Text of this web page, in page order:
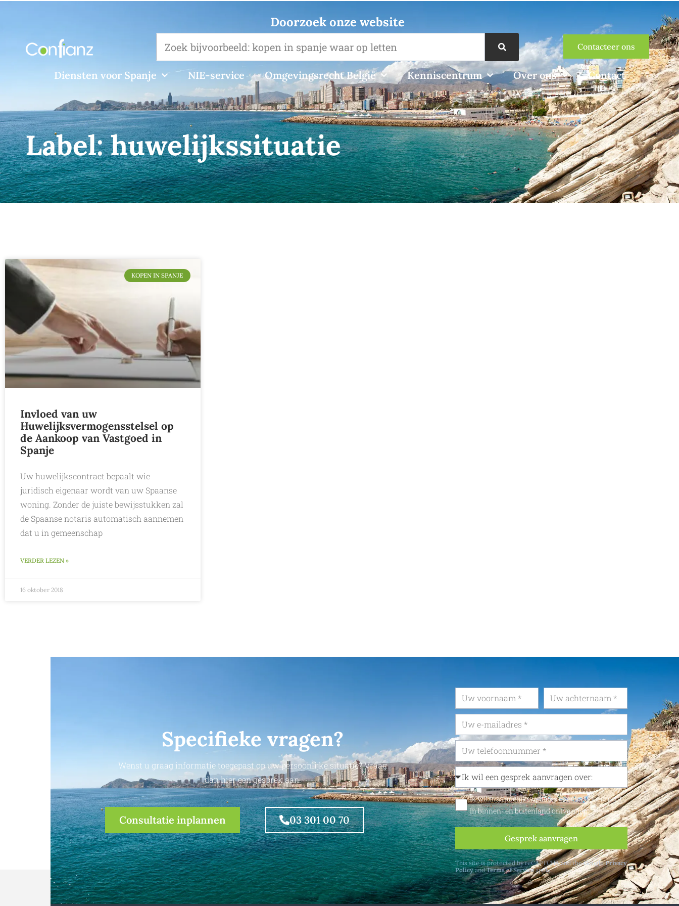
Doorzoek onze website
Contacteer ons
Diensten voor Spanje NIE-service Omgevingsrecht België Kenniscentrum Over ons Contact
Label:huwelijkssituatie
KOPEN IN SPANJE
Invloed van uw
Huwelijksvermogensstelsel op
de Aankoop van Vastgoed in
Spanje
Uw huwelijkscontract bepaalt wie
juridisch eigenaar wordt van uw Spaanse
woning. Zonder de juiste bewijsstukken zal
de Spaanse notaris automatisch aannemen
dat u in gemeenschap
VERDER LEZEN »
16 oktober 2018
Specifieke vragen?
Wenst u graag informatie toegepast op uw persoonlijke situatie? Vraag
dan hier een gesprek aan.
Consultatie inplannen 03 301 00 70
Ik wil maandelijks updates over vastgoedrecht
in binnen- en buitenland ontvangen
Gesprek aanvragen
This site is protected by reCAPTCHA and the GooglePrivacy
PolicyandTerms of Serviceapply.